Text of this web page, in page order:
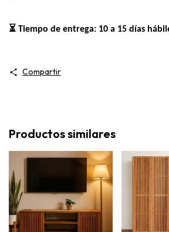
⏳ Tiempo de entrega: 10 a 15 días
Compartir
Productos similares